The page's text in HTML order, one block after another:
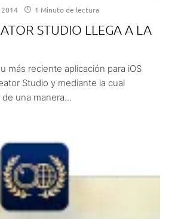
1 Minuto de lectura
STUDIO LLEGA A LA
más reciente aplicación para iOS
Studio y mediante la cual
una manera...